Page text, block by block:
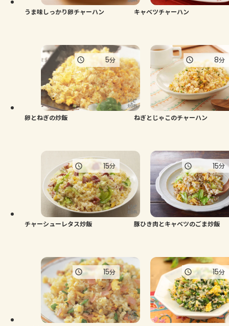
うま味しっかり卵チャーハン キャベツチャーハン
卵とねぎの炒飯
5分
ねぎとじゃこのチャーハン
8分
チャーシューレタス炒飯
15分
豚ひき肉とキャベツのごま炒飯
15分
15分 15分